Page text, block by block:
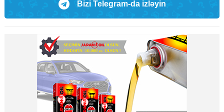
Bizi Telegram-da izləyin